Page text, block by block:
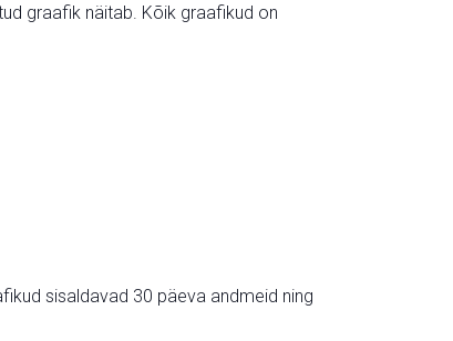
graafik näitab. Kõik graafikud on
sisaldavad 30 päeva andmeid ning